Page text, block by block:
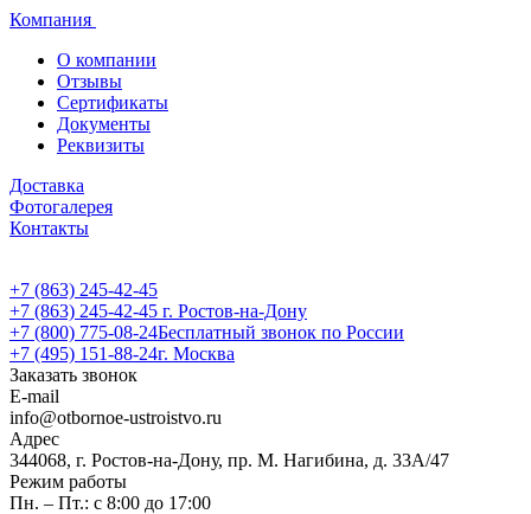
Компания
О компании
Отзывы
Сертификаты
Документы
Реквизиты
Доставка
Фотогалерея
Контакты
+7 (863) 245-42-45
+7 (863) 245-42-45 г. Ростов-на-Дону
+7 (800) 775-08-24Бесплатный звонок по России
+7 (495) 151-88-24г. Москва
Заказать звонок
E-mail
info@otbornoe-ustroistvo.ru
Адрес
344068, г. Ростов-на-Дону, пр. М. Нагибина, д. 33А/47
Режим работы
Пн. – Пт.: с 8:00 до 17:00